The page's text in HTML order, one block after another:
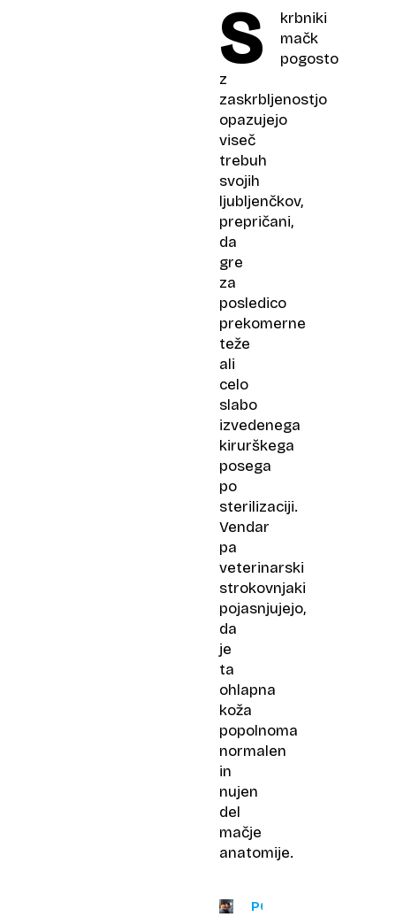
S
krbniki
mačk
pogosto
z
zaskrbljenostjo
opazujejo
viseč
trebuh
svojih
ljubljenčkov,
prepričani,
da
gre
za
posledico
prekomerne
teže
ali
celo
slabo
izvedenega
kirurškega
posega
po
sterilizaciji.
Vendar
pa
veterinarski
strokovnjaki
pojasnjujejo,
da
je
ta
ohlapna
koža
popolnoma
normalen
in
nujen
del
mačje
anatomije.
POJASNILA